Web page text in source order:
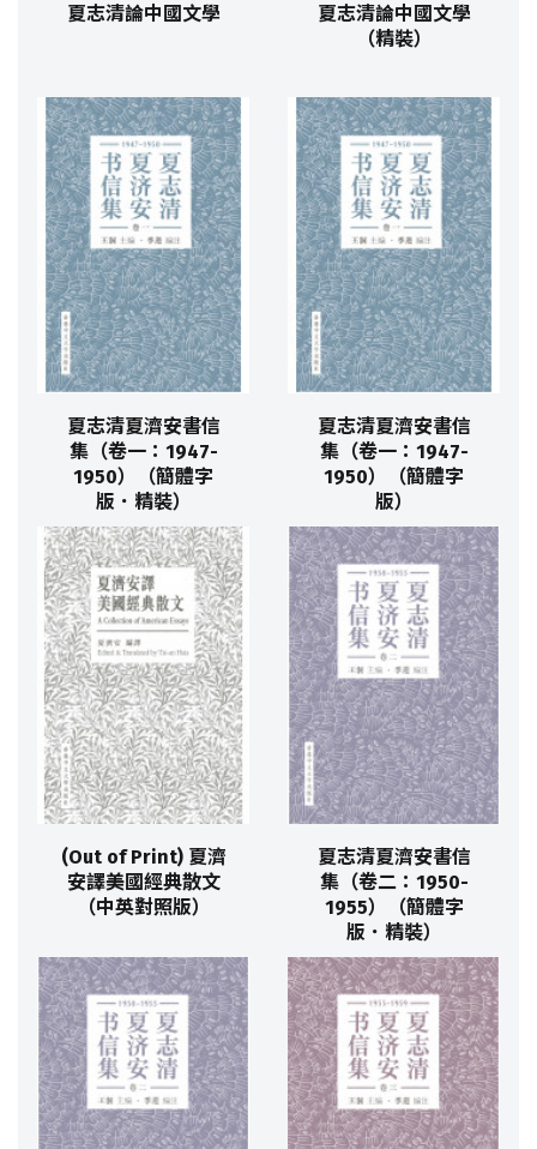
夏志清論中國文學
夏志清論中國文學
（精裝）
夏志清夏濟安書信
集（卷一：1947-
1950）（簡體字
版．精裝）
夏志清夏濟安書信
集（卷一：1947-
1950）（簡體字
版）
(Out of Print) 夏濟
安譯美國經典散文
（中英對照版）
夏志清夏濟安書信
集（卷二：1950-
1955）（簡體字
版．精裝）